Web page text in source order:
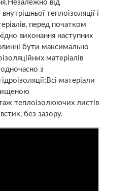
від
теплоізоляції і
перед початком
виконання наступних
бути максимально
матеріалів
з
матеріали
теплоізолюючих листів
без зазору.